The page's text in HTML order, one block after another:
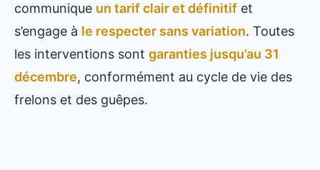
communique un tarif clair et définitif et
s’engage à le respecter sans variation. Toutes
les interventions sont garanties jusqu’au 31
décembre, conformément au cycle de vie des
frelons et des guêpes.